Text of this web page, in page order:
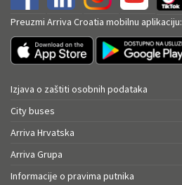
Preuzmi Arriva Croatia mobilnu aplikaciju:
Izjava o zaštiti osobnih podataka
City buses
Arriva Hrvatska
Arriva Grupa
Informacije o pravima putnika